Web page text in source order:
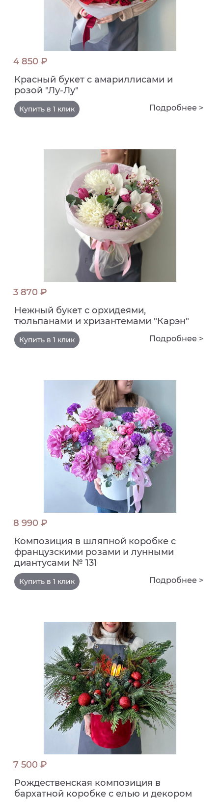
4 850 ₽
Красный букет с амариллисами и
розой "Лу-Лу"
Купить в 1 клик Подробнее >
3 870 ₽
Нежный букет с орхидеями,
тюльпанами и хризантемами "Карэн"
Купить в 1 клик Подробнее >
8 990 ₽
Композиция в шляпной коробке с
французскими розами и лунными
диантусами № 131
Купить в 1 клик Подробнее >
7 500 ₽
Рождественская композиция в
бархатной коробке с елью и декором